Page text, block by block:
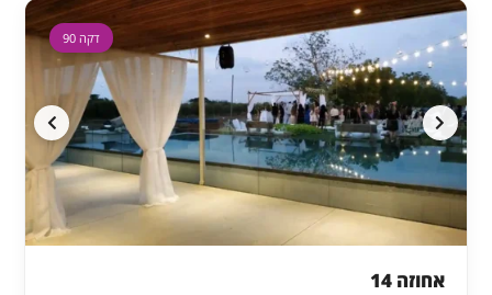
דקה 90
אחוזה 14